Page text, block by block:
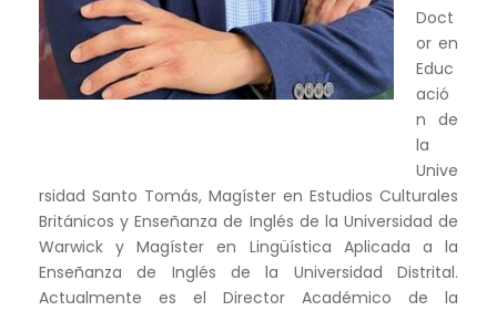
Doct
or en
Educ
ació
n de
la
Unive
rsidad Santo Tomás, Magíster en Estudios Culturales
Británicos y Enseñanza de Inglés de la Universidad de
Warwick y Magíster en Lingüística Aplicada a la
Enseñanza de Inglés de la Universidad Distrital.
Actualmente es el Director Académico de la